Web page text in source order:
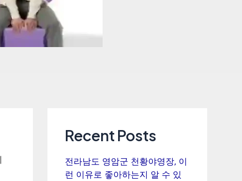
Recent Posts
전라남도 영암군 천황야영장, 이
런 이유로 좋아하는지 알 수 있